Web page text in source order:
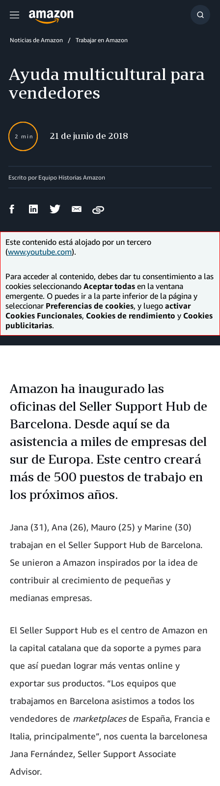
Menú
Noticias de Amazon Trabajar en Amazon
Ayuda multicultural para
vendedores
2 min 21 de junio de 2018
Escrito por Equipo Historias Amazon
CompartirCompartirCompartirCompartir
electrónico
Copy
Este contenido está alojado por un tercero
(www.youtube.com).
Para acceder al contenido, debes dar tu consentimiento a las
cookies seleccionando Aceptar todas en la ventana
emergente. O puedes ir a la parte inferior de la página y
seleccionar Preferencias de cookies, y luego activar
Cookies Funcionales, Cookies de rendimiento y Cookies
publicitarias.
Amazon ha inaugurado las
oficinas del Seller Support Hub de
Barcelona. Desde aquí se da
asistencia a miles de empresas del
sur de Europa. Este centro creará
más de 500 puestos de trabajo en
los próximos años.
Jana (31), Ana (26), Mauro (25) y Marine (30)
trabajan en el Seller Support Hub de Barcelona.
Se unieron a Amazon inspirados por la idea de
contribuir al crecimiento de pequeñas y
medianas empresas.
El Seller Support Hub es el centro de Amazon en
la capital catalana que da soporte a pymes para
que así puedan lograr más ventas online y
exportar sus productos. “Los equipos que
trabajamos en Barcelona asistimos a todos los
vendedores de marketplacesde España, Francia e
Italia, principalmente”, nos cuenta la barcelonesa
Jana Fernández, Seller Support Associate
Advisor.